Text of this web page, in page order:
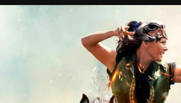
Открыть приложение